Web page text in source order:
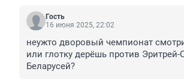
Гость
16 июня 2025, 22:02
неужто дворовый чемпионат
или глотку дерёшь против
Беларусей?